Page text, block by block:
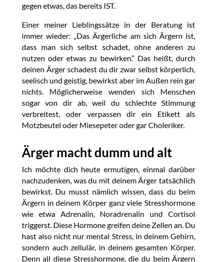
gegen etwas, das bereits IST.
Einer meiner Lieblingssätze in der Beratung ist
immer wieder: „Das Ärgerliche am sich Ärgern ist,
dass man sich selbst schadet, ohne anderen zu
nutzen oder etwas zu bewirken.“ Das heißt, durch
deinen Ärger schadest du dir zwar selbst körperlich,
seelisch und geistig, bewirkst aber im Außen rein gar
nichts. Möglicherweise wenden sich Menschen
sogar von dir ab, weil du schlechte Stimmung
verbreitest, oder verpassen dir ein Etikett als
Motzbeutel oder Miesepeter oder gar Choleriker.
Ärger macht dumm und alt
Ich möchte dich heute ermutigen, einmal darüber
nachzudenken, was du mit deinem Ärger tatsächlich
bewirkst. Du musst nämlich wissen, dass du beim
Ärgern in deinem Körper ganz viele Stresshormone
wie etwa Adrenalin, Noradrenalin und Cortisol
triggerst. Diese Hormone greifen deine Zellen an. Du
hast also nicht nur mental Stress, in deinem Gehirn,
sondern auch zellulär, in deinem gesamten Körper.
Denn all diese Stresshormone, die du beim Ärgern